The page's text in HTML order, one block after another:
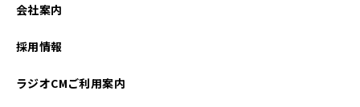
会社案内
採用情報
ラジオCMご利用案内